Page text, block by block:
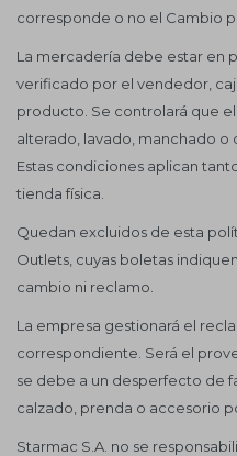
corresponde o no el Cambio
La mercadería debe estar en
verificado por el vendedor,
producto. Se controlará que
alterado, lavado, manchado o
Estas condiciones aplican
tienda física.
Quedan excluidos de esta
Outlets, cuyas boletas
cambio ni reclamo.
La empresa gestionará el
correspondiente. Será el
se debe a un desperfecto de
calzado, prenda o accesorio
Starmac S.A. no se